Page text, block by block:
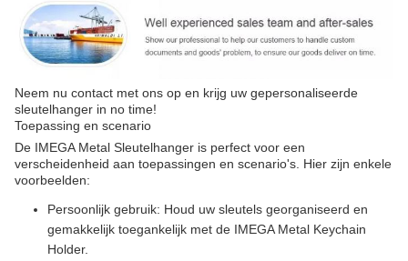
Neem nu contact met ons op en krijg uw gepersonaliseerde
sleutelhanger in no time!
Toepassing en scenario
De IMEGA Metal Sleutelhanger is perfect voor een
verscheidenheid aan toepassingen en scenario's. Hier zijn enkele
voorbeelden:
Persoonlijk gebruik: Houd uw sleutels georganiseerd en
gemakkelijk toegankelijk met de IMEGA Metal Keychain
Holder.